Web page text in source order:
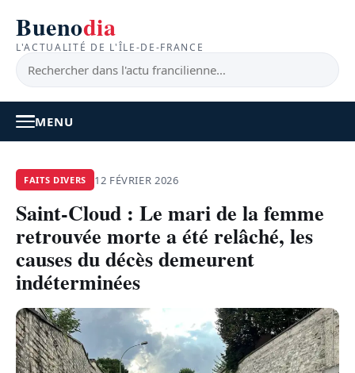
Buenodia
L'ACTUALITÉ DE L'ÎLE-DE-FRANCE
MENU
ACTUALITÉ
BONS PLANS
FEEL GOOD
FAITS DIVERS
FAITS DIVERS 12 FÉVRIER 2026
Saint-Cloud : Le mari de la femme
retrouvée morte a été relâché, les
causes du décès demeurent
indéterminées